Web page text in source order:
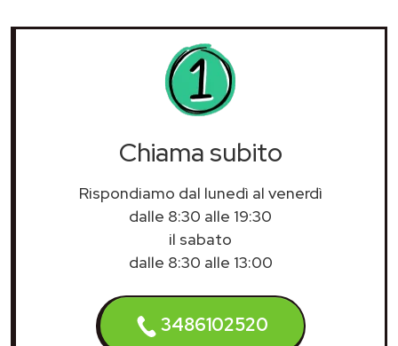
Chiama subito
Rispondiamo dal lunedì al venerdì
dalle 8:30 alle 19:30
il sabato
dalle 8:30 alle 13:00
3486102520